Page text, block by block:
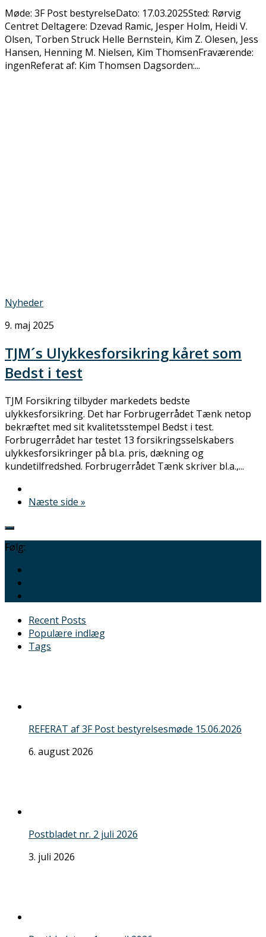
Møde: 3F Post bestyrelseDato: 17.03.2025Sted: Rørvig
Centret Deltagere: Dzevad Ramic, Jesper Holm, Heidi V.
Olsen, Torben Struck Helle Bernstein, Kim Z. Olesen, Jess
Hansen, Henning M. Nielsen, Kim ThomsenFraværende:
ingenReferat af: Kim Thomsen Dagsorden:...
Nyheder
9. maj 2025
TJM´s Ulykkesforsikring kåret som
Bedst i test
TJM Forsikring tilbyder markedets bedste
ulykkesforsikring. Det har Forbrugerrådet Tænk netop
bekræftet med sit kvalitetsstempel Bedst i test.
Forbrugerrådet har testet 13 forsikringsselskabers
ulykkesforsikringer på bl.a. pris, dækning og
kundetilfredshed. Forbrugerrådet Tænk skriver bl.a.,...
Næste side »
Følg:
Recent Posts
Populære indlæg
Tags
REFERAT af 3F Post bestyrelsesmøde 15.06.2026
6. august 2026
Postbladet nr. 2 juli 2026
3. juli 2026